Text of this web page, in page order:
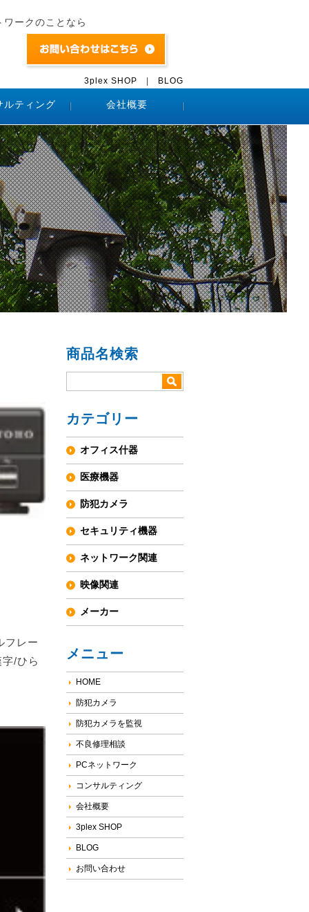
ークのことなら
3plex SHOP BLOG
ルティング 会社概要
商品名検索
カテゴリー
オフィス什器
医療機器
防犯カメラ
セキュリティ機器
ネットワーク関連
映像関連
メーカー
メニュー
HOME
防犯カメラ
防犯カメラを監視
不良修理相談
PCネットワーク
コンサルティング
会社概要
3plex SHOP
BLOG
お問い合わせ
フレー
/ひら